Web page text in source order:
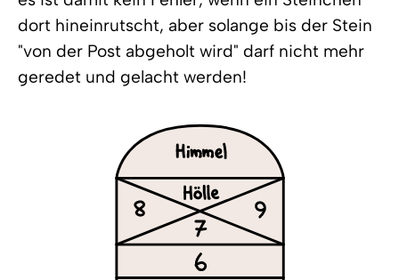
dort hineinrutscht, aber solange bis der Stein
"von der Post abgeholt wird" darf nicht mehr
geredet und gelacht werden!